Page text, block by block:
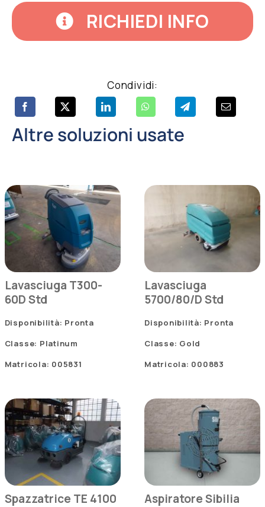
RICHIEDI INFO
Condividi:
Altre soluzioni usate
Lavasciuga T300-
60D Std
Disponibilità: Pronta
Classe: Platinum
Matricola: 005831
Lavasciuga
5700/80/D Std
Disponibilità: Pronta
Classe: Gold
Matricola: 000883
Spazzatrice TE 4100
Aspiratore Sibilia